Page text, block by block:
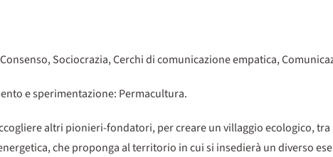
Sociocrazia, Cerchi di comunicazione empatica,
e sperimentazione: Permacultura.
altri pionieri-fondatori, per creare un villaggio ecologico,
che proponga al territorio in cui si insedierà un diverso